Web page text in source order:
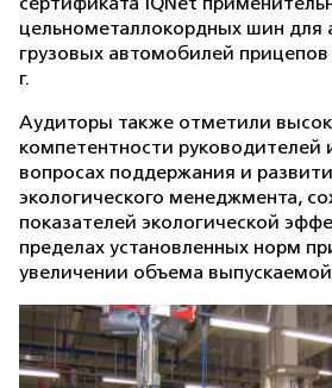
цельнометаллокордных шин для
грузовых автомобилей
г.
Аудиторы также отметили
компетентности руководителей
вопросах поддержания и
экологического менеджмента,
показателей экологической
пределах установленных норм
увеличении объема